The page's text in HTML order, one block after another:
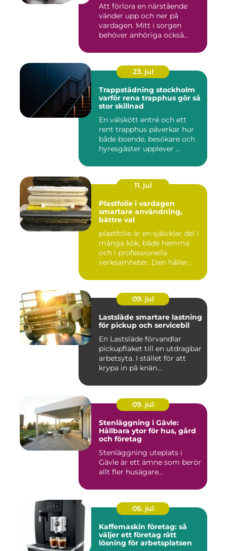
Att förlora en närstående
vänder upp och ner på
vardagen. Mitt i sorgen
behöver anhöriga också
23. jul
Trappstädning stockholm
varför rena trapphus gör så
stor skillnad
En välskött entré och ett
rent trapphus påverkar hur
både boende, besökare och
hyresgäster upplever ...
11. jul
Plastfolie i vardagen
smartare användning,
bättre val
plastfolie är en självklar del i
många kök, både hemma
och i professionella
verksamheter. Den håller...
09. jul
Lastsläde smartare lastning
för pickup och servicebil
En Lastsläde förvandlar
pickupflaket till en utdragbar
arbetsyta. I stället för att
krypa in på knän...
09. jul
Stenläggning i Gävle:
Hållbara ytor för hus, gård
och företag
Stenläggning uteplats i
Gävle är ett ämne som berör
allt fler husägare...
06. jul
Kaffemaskin företag: så
väljer ett företag rätt
lösning för arbetsplatsen